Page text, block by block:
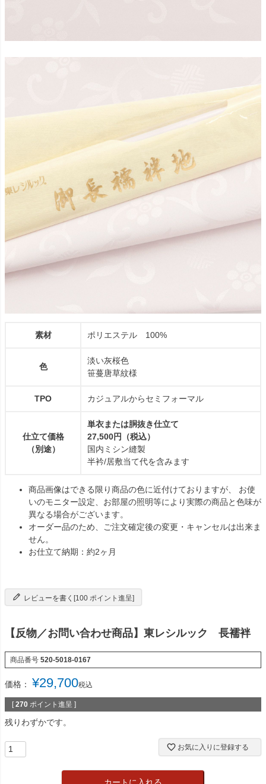
素材 ポリエステル 100%
色
淡い灰桜色
笹蔓唐草紋様
TPO カジュアルからセミフォーマル
仕立て価格
（別途）
単衣または胴抜き仕立て
27,500円（税込）
国内ミシン縫製
半衿/居敷当て代を含みます
商品画像はできる限り商品の色に近付けておりますが、 お使
いのモニター設定、お部屋の照明等により実際の商品と色味が
異なる場合がございます。
オーダー品のため、ご注文確定後の変更・キャンセルは出来ま
せん。
お仕立て納期：約2ヶ月
レビューを書く[100 ポイント進呈]
【反物／お問い合わせ商品】東レシルック 長襦袢
商品番号 520-5018-0167
価格： ¥29,700税込
[ 270 ポイント進呈 ]
残りわずかです。
お気に入りに登録する